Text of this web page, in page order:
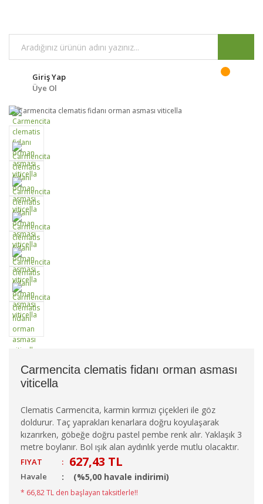
Giriş Yap
Üye Ol
Carmencita clematis fidanı orman asması
viticella
Clematis Carmencita, karmin kırmızı çiçekleri ile göz
doldurur. Taç yaprakları kenarlara doğru koyulaşarak
kızarırken, göbeğe doğru pastel pembe renk alır. Yaklaşık 3
metre boylanır. Bol ışık alan aydınlık yerde mutlu olacaktır.
FIYAT : 627,43 TL
Havale (%5,00 havale indirimi)
* 66,82 TL den başlayan taksitlerle!!